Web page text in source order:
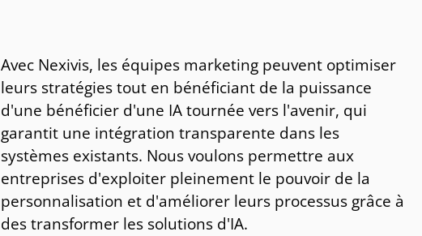
Avec Nexivis, les équipes marketing peuvent optimiser
leurs stratégies tout en bénéficiant de la puissance
d'une bénéficier d'une IA tournée vers l'avenir, qui
garantit une intégration transparente dans les
systèmes existants. Nous voulons permettre aux
entreprises d'exploiter pleinement le pouvoir de la
personnalisation et d'améliorer leurs processus grâce à
des transformer les solutions d'IA.